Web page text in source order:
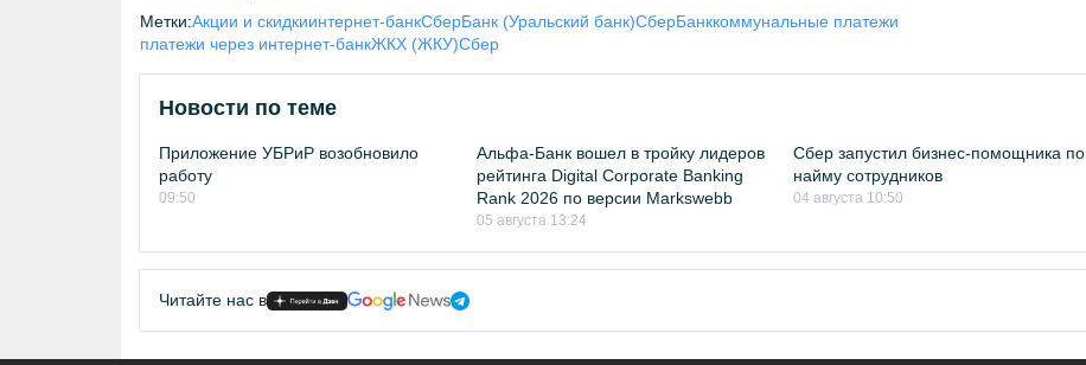
Метки:Акции и скидкиинтернет-банкСберБанк (Уральский банк)СберБанккоммунальные платежи
платежи через интернет-банкЖКХ (ЖКУ)Сбер
Новости по теме
Приложение УБРиР возобновило
работу
09:50
Альфа-Банк вошел в тройку лидеров
рейтинга Digital Corporate Banking
Rank 2026 по версии Markswebb
05 августа 13:24
Сбер запустил бизнес-помощника по
найму сотрудников
04 августа 10:50
Читайте нас в